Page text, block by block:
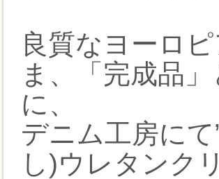
良質なヨーロ
ま、「完成品
に、
デニム工房に
し)ウレタンク